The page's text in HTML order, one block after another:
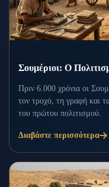
Σουμέριοι: Ο
Πριν 6.000 χρόνια οι
τον τροχό, τη γραφή και
του πρώτου πολιτισμού.
Διαβάστε περισσότερα